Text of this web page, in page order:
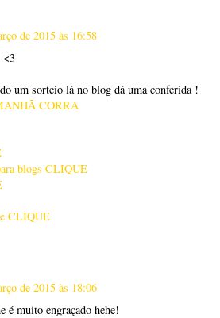
de 2015 às 16:58
<3
um sorteio lá no blog dá uma conferida !
CORRA
blogs CLIQUE
CLIQUE
de 2015 às 18:06
é muito engraçado hehe!